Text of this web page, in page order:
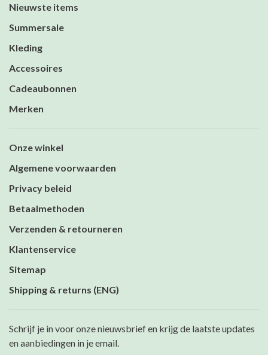
Nieuwste items
Summersale
Kleding
Accessoires
Cadeaubonnen
Merken
Onze winkel
Algemene voorwaarden
Privacy beleid
Betaalmethoden
Verzenden & retourneren
Klantenservice
Sitemap
Shipping & returns (ENG)
Schrijf je in voor onze nieuwsbrief en krijg de laatste updates
en aanbiedingen in je email.